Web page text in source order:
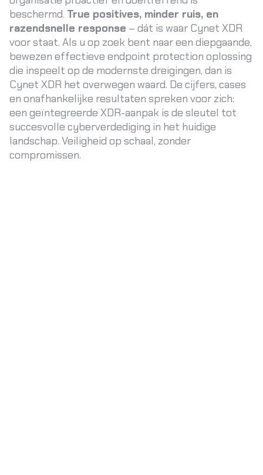
beschermd. True positives, minder ruis, en
razendsnelle response – dát is waar Cynet XDR
voor staat. Als u op zoek bent naar een diepgaande,
bewezen effectieve endpoint protection oplossing
die inspeelt op de modernste dreigingen, dan is
Cynet XDR het overwegen waard. De cijfers, cases
en onafhankelijke resultaten spreken voor zich:
een geïntegreerde XDR-aanpak is de sleutel tot
succesvolle cyberverdediging in het huidige
landschap. Veiligheid op schaal, zonder
compromissen.